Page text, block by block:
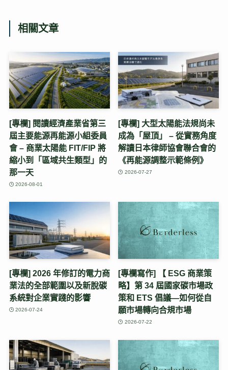
相關文章
[專欄] 閱讀經濟產業省第三
屆主要能源再能源小組委員
會 – 商業太陽能 FIT/FIP 將
縮小到「區域共生類型」的
那一天
2026-08-01
[專欄] 大型太陽能法規尚未
成為「屋頂」 – 從實務角度
解讀日本律師協會聯合會的
《再能源調整示範條例》
2026-07-27
[專欄] 2026 年修訂的電力商
業法的全部範圍以及新脫碳
系統對企業實踐的影響
2026-07-24
[專欄寫作] 【 ESG 商業策
略】第 34 屆國家碳市場政
策和 ETS 倡議—如何從自
願市場轉向合規市場
2026-07-22